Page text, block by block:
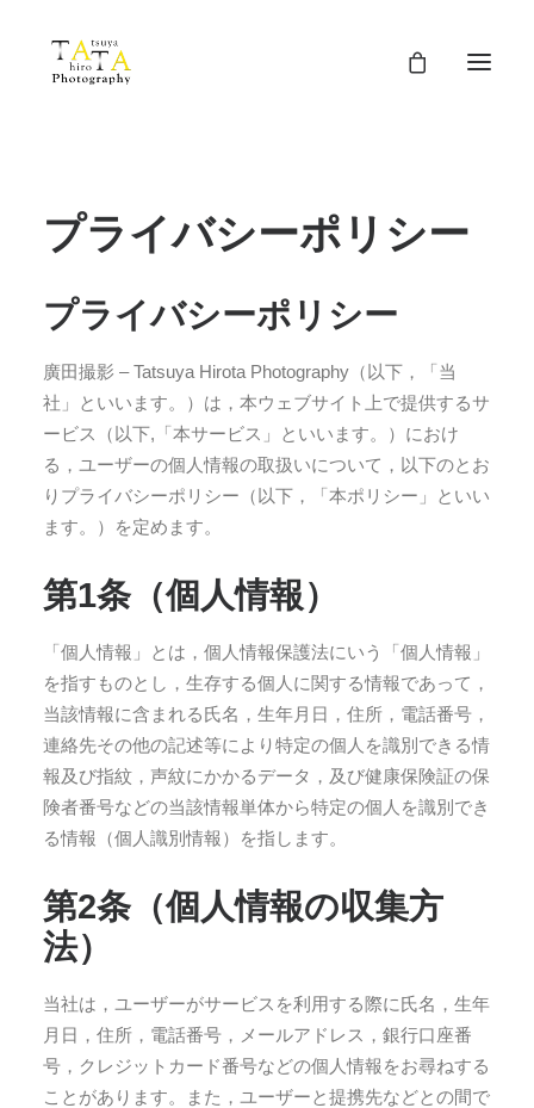
プライバシーポリシー
プライバシーポリシー
廣田撮影 – Tatsuya Hirota Photography（以下，「当
社」といいます。）は，本ウェブサイト上で提供するサ
ービス（以下,「本サービス」といいます。）におけ
る，ユーザーの個人情報の取扱いについて，以下のとお
りプライバシーポリシー（以下，「本ポリシー」といい
ます。）を定めます。
第1条（個人情報）
「個人情報」とは，個人情報保護法にいう「個人情報」
を指すものとし，生存する個人に関する情報であって，
当該情報に含まれる氏名，生年月日，住所，電話番号，
連絡先その他の記述等により特定の個人を識別できる情
報及び指紋，声紋にかかるデータ，及び健康保険証の保
険者番号などの当該情報単体から特定の個人を識別でき
る情報（個人識別情報）を指します。
第2条（個人情報の収集方
法）
当社は，ユーザーがサービスを利用する際に氏名，生年
月日，住所，電話番号，メールアドレス，銀行口座番
号，クレジットカード番号などの個人情報をお尋ねする
ことがあります。また，ユーザーと提携先などとの間で